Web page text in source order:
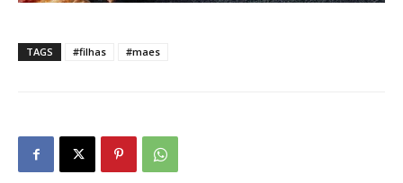
Pro
Etiam est nibh, lobortis sit
Praesent euismod ac
TAGS #filhas #maes